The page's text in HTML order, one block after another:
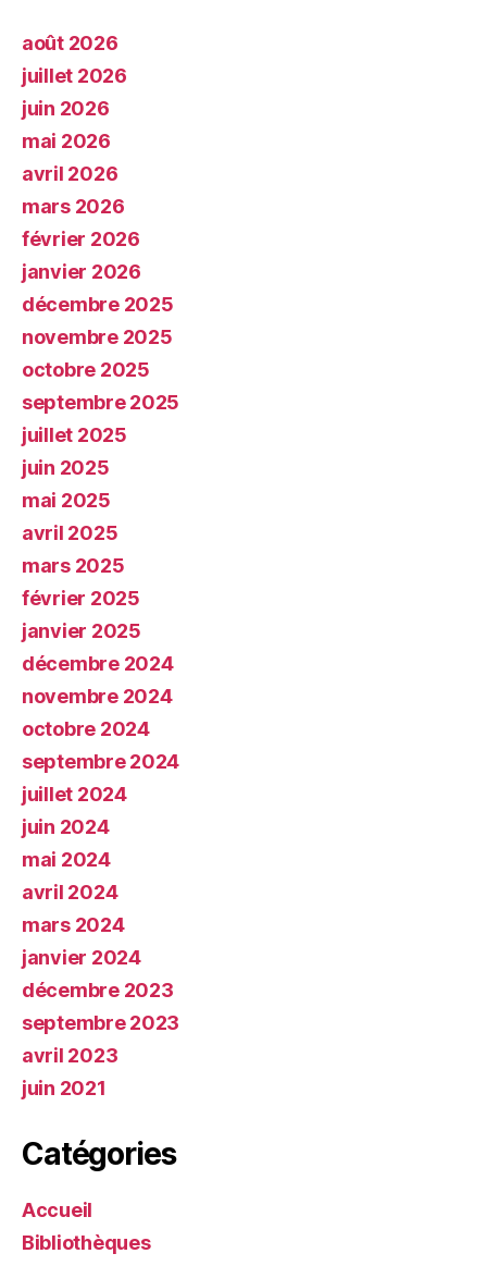
août 2026
juillet 2026
juin 2026
mai 2026
avril 2026
mars 2026
février 2026
janvier 2026
décembre 2025
novembre 2025
octobre 2025
septembre 2025
juillet 2025
juin 2025
mai 2025
avril 2025
mars 2025
février 2025
janvier 2025
décembre 2024
novembre 2024
octobre 2024
septembre 2024
juillet 2024
juin 2024
mai 2024
avril 2024
mars 2024
janvier 2024
décembre 2023
septembre 2023
avril 2023
juin 2021
Catégories
Accueil
Bibliothèques